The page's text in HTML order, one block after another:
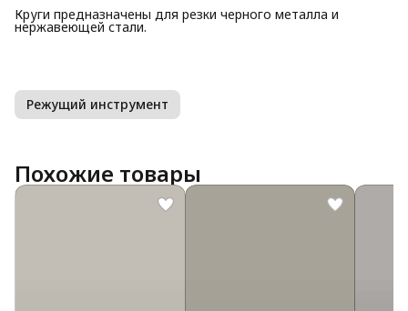
Круги предназначены для резки черного металла и
нержавеющей стали.
Режущий инструмент
Похожие товары